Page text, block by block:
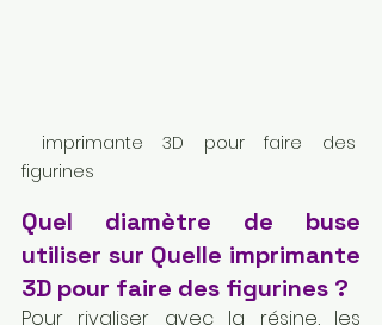
figurines
Quel diamètre de buse
utiliser sur Quelle imprimante
3D pour faire des figurines ?
Pour rivaliser avec la résine, les